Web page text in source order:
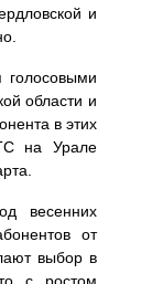
и
области и
в этих
на Урале
весенних
от
выбор в